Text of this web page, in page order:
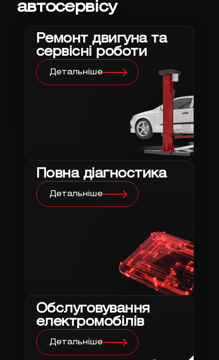
автосервісу
Ремонт двигуна та
сервісні роботи
Детальніше
Повна діагностика
Детальніше
Обслуговування
електромобілів
Детальніше